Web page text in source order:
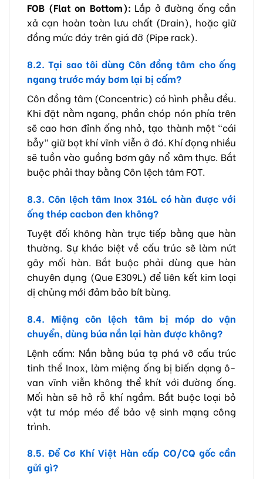
FOB (Flat on Bottom): Lắp ở đường ống cần
xả cạn hoàn toàn lưu chất (Drain), hoặc giữ
đồng mức đáy trên giá đỡ (Pipe rack).
8.2. Tại sao tôi dùng Côn đồng tâm cho ống
ngang trước máy bơm lại bị cấm?
Côn đồng tâm (Concentric) có hình phễu đều.
Khi đặt nằm ngang, phần chóp nón phía trên
sẽ cao hơn đỉnh ống nhỏ, tạo thành một “cái
bẫy” giữ bọt khí vĩnh viễn ở đó. Khí đọng nhiều
sẽ tuồn vào guồng bơm gây nổ xâm thực. Bắt
buộc phải thay bằng Côn lệch tâm FOT.
8.3. Côn lệch tâm Inox 316L có hàn được với
ống thép cacbon đen không?
Tuyệt đối không hàn trực tiếp bằng que hàn
thường. Sự khác biệt về cấu trúc sẽ làm nứt
gãy mối hàn. Bắt buộc phải dùng que hàn
chuyên dụng (Que E309L) để liên kết kim loại
dị chủng mới đảm bảo bít bùng.
8.4. Miệng côn lệch tâm bị móp do vận
chuyển, dùng búa nắn lại hàn được không?
Lệnh cấm: Nắn bằng búa tạ phá vỡ cấu trúc
tinh thể Inox, làm miệng ống bị biến dạng ô-
van vĩnh viễn không thể khít với đường ống.
Mối hàn sẽ hở rỗ khí ngầm. Bắt buộc loại bỏ
vật tư móp méo để bảo vệ sinh mạng công
trình.
8.5. Để Cơ Khí Việt Hàn cấp CO/CQ gốc cần
gửi gì?